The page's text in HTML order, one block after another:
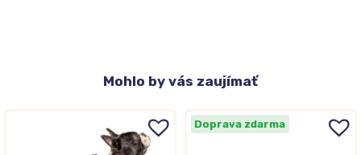
Mohlo by vás zaujímať
Doprava zdarma